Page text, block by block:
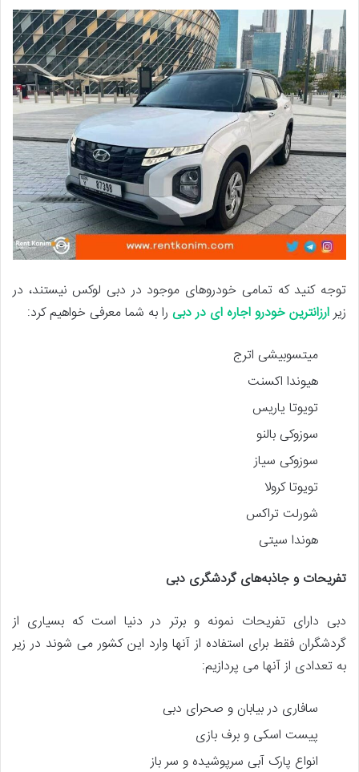
توجه کنید که تمامی خودروهای موجود در دبی لوکس نیستند، در
زیرارزانترین خودرو اجاره ای در دبی را به شما معرفی خواهیم کرد:
میتسوبیشی اترج
هیوندا اکسنت
تویوتا یاریس
سوزوکی بالنو
سوزوکی سیاز
تویوتا کرولا
شورلت تراکس
هوندا سیتی
تفریحات و جاذبه‌های گردشگری دبی
دبی دارای تفریحات نمونه و برتر در دنیا است که بسیاری از
گردشگران فقط برای استفاده از آنها وارد این کشور می شوند در زیر
به تعدادی از آنها می پردازیم:
سافاری در بیابان و صحرای دبی
پیست اسکی و برف بازی
انواع پارک آبی سرپوشیده و سر باز